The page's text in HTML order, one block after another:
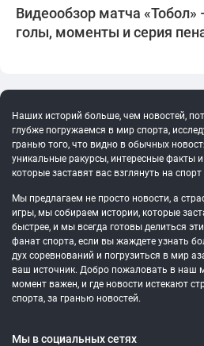
Видеообзор матча
голы, моменты и серия
Наших историй больше, чем новостей,
глубже погружаемся в мир спорта,
гранью того, что видно в обычных
уникальные ракурсы, интересные факты
которые заставят вас взглянуть на
Мы предлагаем не просто новости, а
игры, мы собираем истории, которые
быстрее, и мы всегда готовы делиться
фанат спорта, если вы жаждете узнать
дух соревнований и погрузиться в мир
ваш источник. Добро пожаловать в наш
момент важен, и где новости истекают
спорта, за гранью новостей.
Мы в социальных сетях